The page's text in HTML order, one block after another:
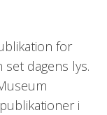
for
dagens lys.
i